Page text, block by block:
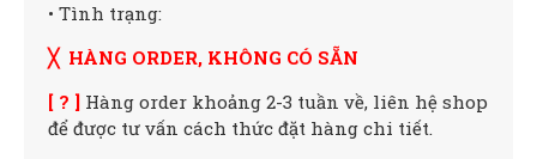
• Tình trạng:
╳ HÀNG ORDER, KHÔNG CÓ SẴN
[ ? ] Hàng order khoảng 2-3 tuần về, liên hệ shop
để được tư vấn cách thức đặt hàng chi tiết.